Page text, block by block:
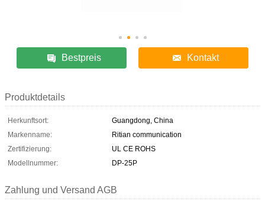
Bestpreis Kontakt
Produktdetails
Herkunftsort:
Guangdong, China
Markenname:
Ritian communication
Zertifizierung:
UL CE ROHS
Modellnummer:
DP-25P
Zahlung und Versand AGB